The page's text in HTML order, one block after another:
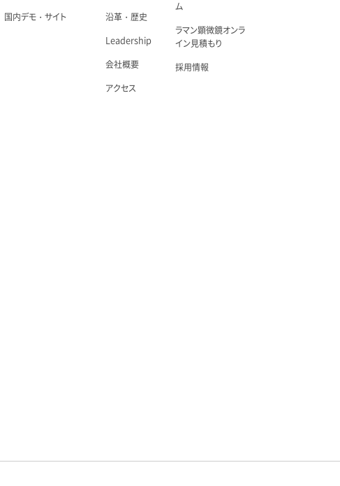
国内デモ・サイト 沿革・歴史
Leadership
会社概要
アクセス
ム
ラマン顕微鏡オンラ
イン見積もり
採用情報